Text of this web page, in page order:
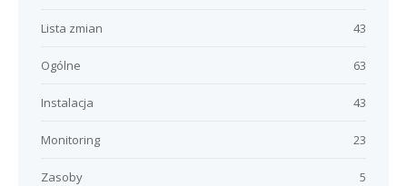
43
Lista zmian
63
Ogólne
43
Instalacja
23
Monitoring
5
Zasoby